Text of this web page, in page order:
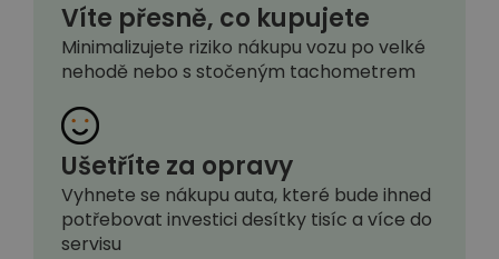
Víte přesně, co kupujete
Minimalizujete riziko nákupu vozu po velké
nehodě nebo s stočeným tachometrem
Ušetříte za opravy
Vyhnete se nákupu auta, které bude ihned
potřebovat investici desítky tisíc a více do
servisu